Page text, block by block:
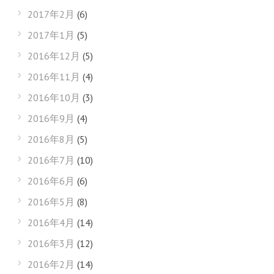
2017年2月 (6)
2017年1月 (5)
2016年12月 (5)
2016年11月 (4)
2016年10月 (3)
2016年9月 (4)
2016年8月 (5)
2016年7月 (10)
2016年6月 (6)
2016年5月 (8)
2016年4月 (14)
2016年3月 (12)
2016年2月 (14)